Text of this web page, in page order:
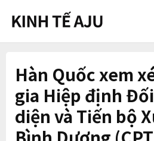
Hàn Quốc xem
gia Hiệp định
diện và Tiến bộ